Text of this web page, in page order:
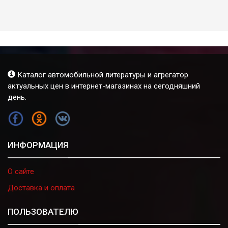
Каталог автомобильной литературы и агрегатор
актуальных цен в интернет-магазинах на сегодняшний
день.
FB OK VK
ИНФОРМАЦИЯ
О сайте
Доставка и оплата
ПОЛЬЗОВАТЕЛЮ